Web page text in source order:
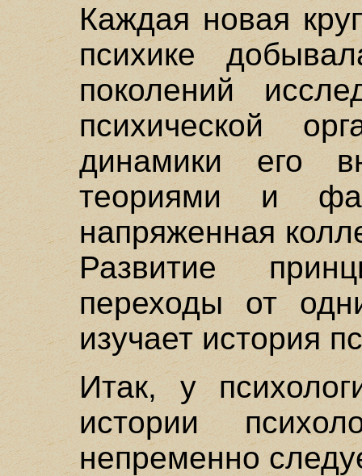
Каждая новая
психике
поколений
психической
динамики его
теориями и
напряженная
Развитие
переходы от
изучает история
Итак, у
истории
непременно